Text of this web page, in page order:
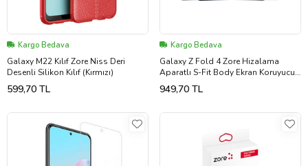
Kargo Bedava
Galaxy M22 Kılıf Zore Niss Deri
Desenli Silikon Kılıf (Kırmızı)
599,70 TL
Kargo Bedava
Galaxy Z Fold 4 Zore Hizalama
Aparatlı S-Fit Body Ekran Koruyucu
(Renksiz)
949,70 TL